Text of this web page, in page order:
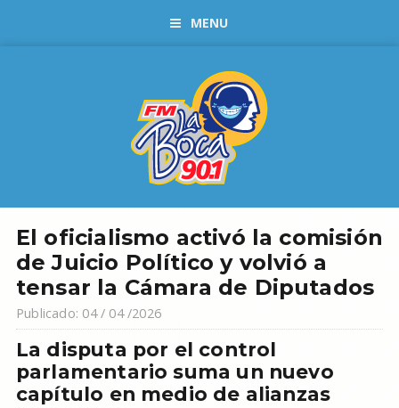
MENU
El oficialismo activó la comisión
de Juicio Político y volvió a
tensar la Cámara de Diputados
Publicado: 04 / 04 /2026
La disputa por el control
parlamentario suma un nuevo
capítulo en medio de alianzas